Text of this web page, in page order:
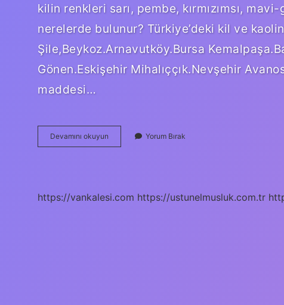
kilin renkleri sarı, pembe, kırmızımsı,
nerelerde bulunur? Türkiye’deki kil ve
Şile,Beykoz.Arnavutköy.Bursa
Gönen.Eskişehir Mihalıççık.Nevşehir
maddesi…
Devamını okuyun
Kil
Yorum Bırak
https://vankalesi.com https://ustunelmusluk.com.tr